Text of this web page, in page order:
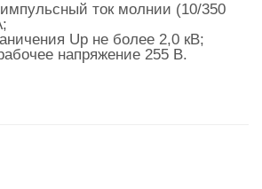
ток молнии (10/350
Up не более 2,0 кВ;
напряжение 255 В.